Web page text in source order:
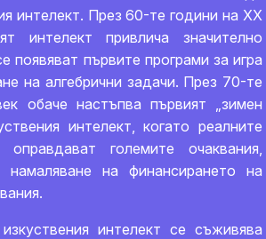
интелект. През 60-те години на ХХ
интелект привлича значително
появяват първите програми за игра
на алгебрични задачи. През 70-те
обаче настъпва първият „зимен
интелект, когато реалните
големите очаквания,
на финансирането на
интелект се съживява